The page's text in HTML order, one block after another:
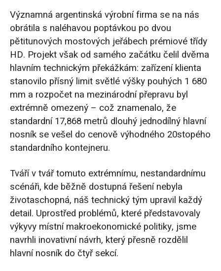
Inovativní technická řešení pro vesmír
Efektivní výroba a spolehlivé včasné dodání
Individuální podpora vzdálené instalace
přes WhatsApp
Osvědčený výkon a zpětná vazba od
klientů v Argentině
Významná argentinská výrobní firma se na nás
obrátila s naléhavou poptávkou po dvou
pětitunových mostových jeřábech prémiové třídy
HD. Projekt však od samého začátku čelil dvěma
hlavním technickým překážkám: zařízení klienta
stanovilo přísný limit světlé výšky pouhých 1 680
mm a rozpočet na mezinárodní přepravu byl
extrémně omezený – což znamenalo, že
standardní 17,868 metrů dlouhý jednodílný hlavní
nosník se vešel do cenově výhodného 20stopého
standardního kontejneru.
Tváří v tvář tomuto extrémnímu, nestandardnímu
scénáři, kde běžně dostupná řešení nebyla
životaschopná, náš technický tým upravil každý
detail. Uprostřed problémů, které představovaly
výkyvy místní makroekonomické politiky, jsme
navrhli inovativní návrh, který přesně rozdělil
hlavní nosník do čtyř sekcí.